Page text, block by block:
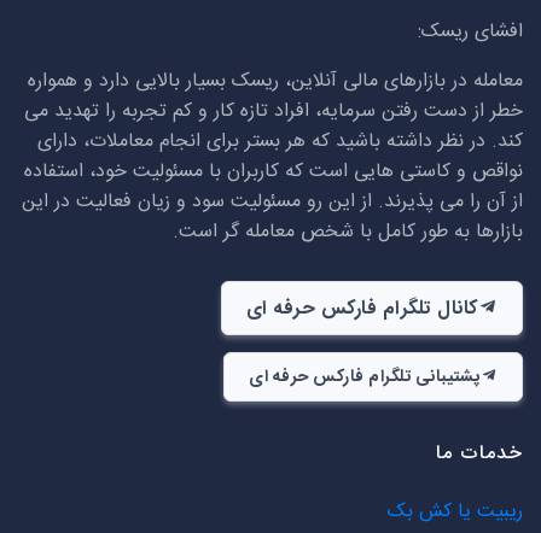
افشای ریسک:
معامله در بازارهای مالی آنلاین، ریسک بسیار بالایی دارد و همواره
خطر از دست رفتن سرمایه، افراد تازه کار و کم تجربه را تهدید می
کند. در نظر داشته باشید که هر بستر برای انجام معاملات، دارای
نواقص و کاستی هایی است که کاربران با مسئولیت خود، استفاده
از آن را می پذیرند. از این رو مسئولیت سود و زیان فعالیت در این
بازارها به طور کامل با شخص معامله گر است.
کانال تلگرام فارکس حرفه ای
پشتیبانی تلگرام فارکس حرفه ای
خدمات ما
ریبیت یا کش بک